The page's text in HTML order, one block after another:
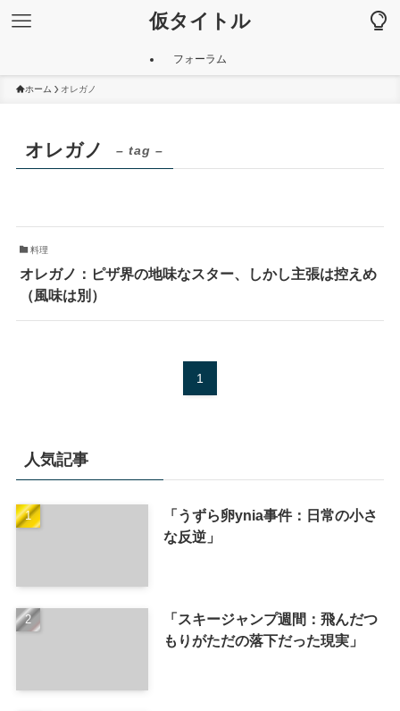
仮タイトル
フォーラム
ホーム オレガノ
人気記事
「うずら卵ynia事件：日常の小さ
な反逆」
「スキージャンプ週間：飛んだつ
もりがただの落下だった現実」
オレガノ – tag –
料理
オレガノ：ピザ界の地味なスター、しかし主張は控えめ
（風味は別）
1